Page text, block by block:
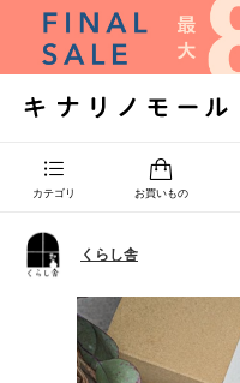
カテゴリ お買いもの
くらし舎